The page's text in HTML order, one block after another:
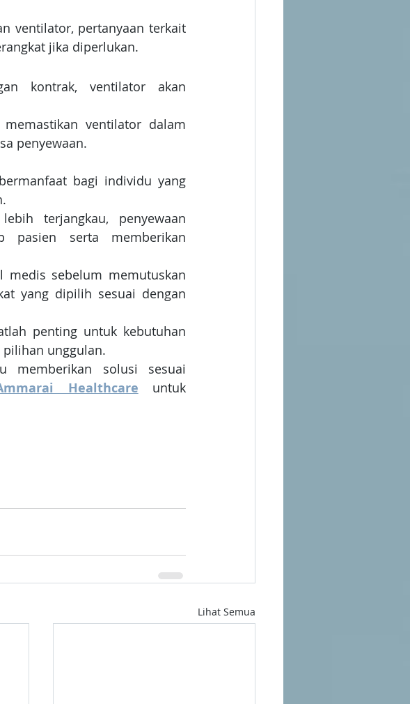
ventilator, pertanyaan terkait
jika diperlukan.
kontrak, ventilator akan
ventilator dalam
penyewaan.
bagi individu yang
terjangkau, penyewaan
pasien serta memberikan
medis sebelum memutuskan
yang dipilih sesuai dengan
penting untuk kebutuhan
unggulan.
memberikan solusi sesuai
Healthcare untuk
Lihat Semua